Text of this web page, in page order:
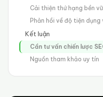
Cải thiện thứ hạng bền
Phản hồi về độ tiện
Kết luận
Cần tư vấn chiến lược
Nguồn tham khảo uy tín